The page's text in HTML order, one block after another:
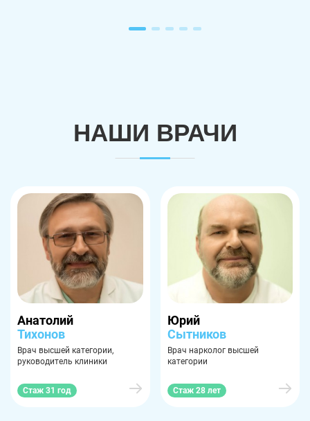
НАШИ ВРАЧИ
Анатолий
Тихонов
Врач высшей категории,
руководитель клиники
Стаж 31 год
Юрий
Сытников
Врач нарколог высшей
категории
Стаж 28 лет